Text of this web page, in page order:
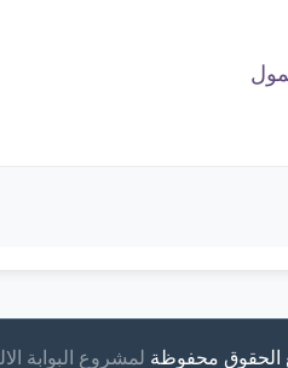
الحقوق محفوظة لمشروع البوابة